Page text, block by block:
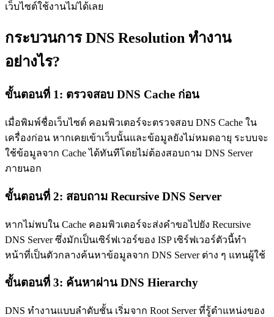
เว็บไซต์ใช้งานไม่ได้เลย
กระบวนการ DNS Resolution ทำงาน
อย่างไร?
ขั้นตอนที่ 1: ตรวจสอบ DNS Cache ก่อน
เมื่อพิมพ์ชื่อเว็บไซต์ คอมพิวเตอร์จะตรวจสอบ DNS Cache ใน
เครื่องก่อน หากเคยเข้าเว็บนั้นและข้อมูลยังไม่หมดอายุ ระบบจะ
ใช้ข้อมูลจาก Cache ได้ทันทีโดยไม่ต้องสอบถาม DNS Server
ภายนอก
ขั้นตอนที่ 2: สอบถาม Recursive DNS Server
หากไม่พบใน Cache คอมพิวเตอร์จะส่งคำขอไปยัง Recursive
DNS Server ซึ่งมักเป็นเซิร์ฟเวอร์ของ ISP เซิร์ฟเวอร์ตัวนี้ทำ
หน้าที่เป็นตัวกลางค้นหาข้อมูลจาก DNS Server ต่าง ๆ แทนผู้ใช้
ขั้นตอนที่ 3: ค้นหาผ่าน DNS Hierarchy
DNS ทำงานแบบลำดับชั้น เริ่มจาก Root Server ที่รู้ตำแหน่งของ